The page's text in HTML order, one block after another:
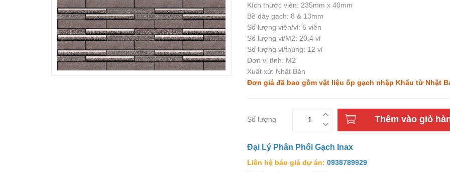
Kích thước viên: 235mm x 40mm
Bề dày gạch: 8 & 13mm
Số lượng viên/vỉ: 6 viên
Số lượng vỉ/M2: 20.4 vỉ
Số lượng vỉ/thùng: 12 vỉ
Đơn vị tính: M2
Xuất xứ: Nhật Bản
Đơn giá đã bao gồm vật liệu ốp gạch nhập Khẩu từ Nhật
Số lượng Thêm vào giỏ
Đại Lý Phân Phối Gạch Inax
Liên hệ báo giá dự án: 0938789929